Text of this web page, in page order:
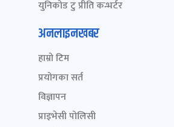
युनिकोड टु प्रीति कन्भर्टर
अनलाइनखबर
हाम्रो टिम
प्रयोगका सर्त
विज्ञापन
प्राइभेसी पोलिसी